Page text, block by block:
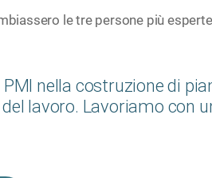
le tre persone più
nella costruzione di
lavoro. Lavoriamo con